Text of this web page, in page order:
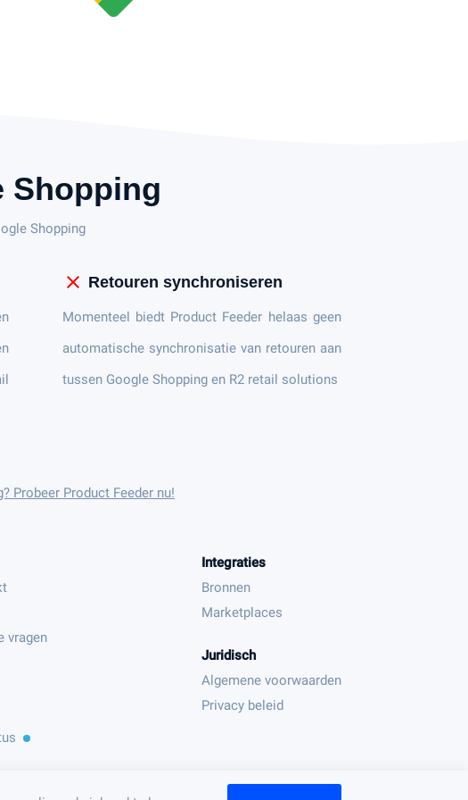
Shopping
Shopping
close Retouren synchroniseren
Momenteel biedt Product Feeder helaas geen
automatische synchronisatie van retouren aan
tussen Google Shopping en R2 retail solutions
Probeer Product Feeder nu!
vragen
Integraties
Bronnen
Marketplaces
Juridisch
Algemene voorwaarden
Privacy beleid